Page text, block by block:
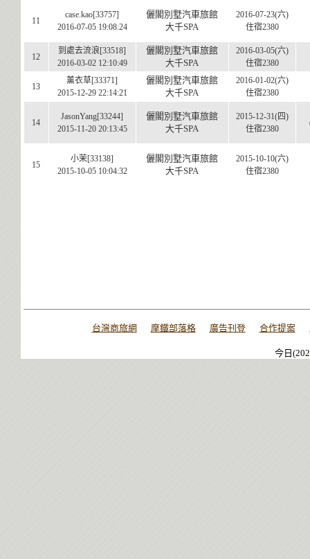
11
case.kao[33757]
2016-07-05 19:08:24
儷閣別墅汽車旅館
大千SPA
2016-07-23(六)
住宿2380
12
到處去流浪[33518]
2016-03-02 12:10:49
儷閣別墅汽車旅館
大千SPA
2016-03-05(六)
住宿2380
13
薰衣草[33371]
2015-12-29 22:14:21
儷閣別墅汽車旅館
大千SPA
2016-01-02(六)
住宿2380
14
JasonYang[33244]
2015-11-20 20:13:45
儷閣別墅汽車旅館
大千SPA
2015-12-31(四)
住宿2380
15
小茉[33138]
2015-10-05 10:04:32
儷閣別墅汽車旅館
大千SPA
2015-10-10(六)
住宿2380
台灣商旅網 摩鐵部落格 廣告刊登 合作提案
今日